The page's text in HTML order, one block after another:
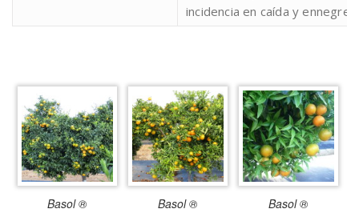
incidencia en caída y
Basol ® Basol ® Basol ®